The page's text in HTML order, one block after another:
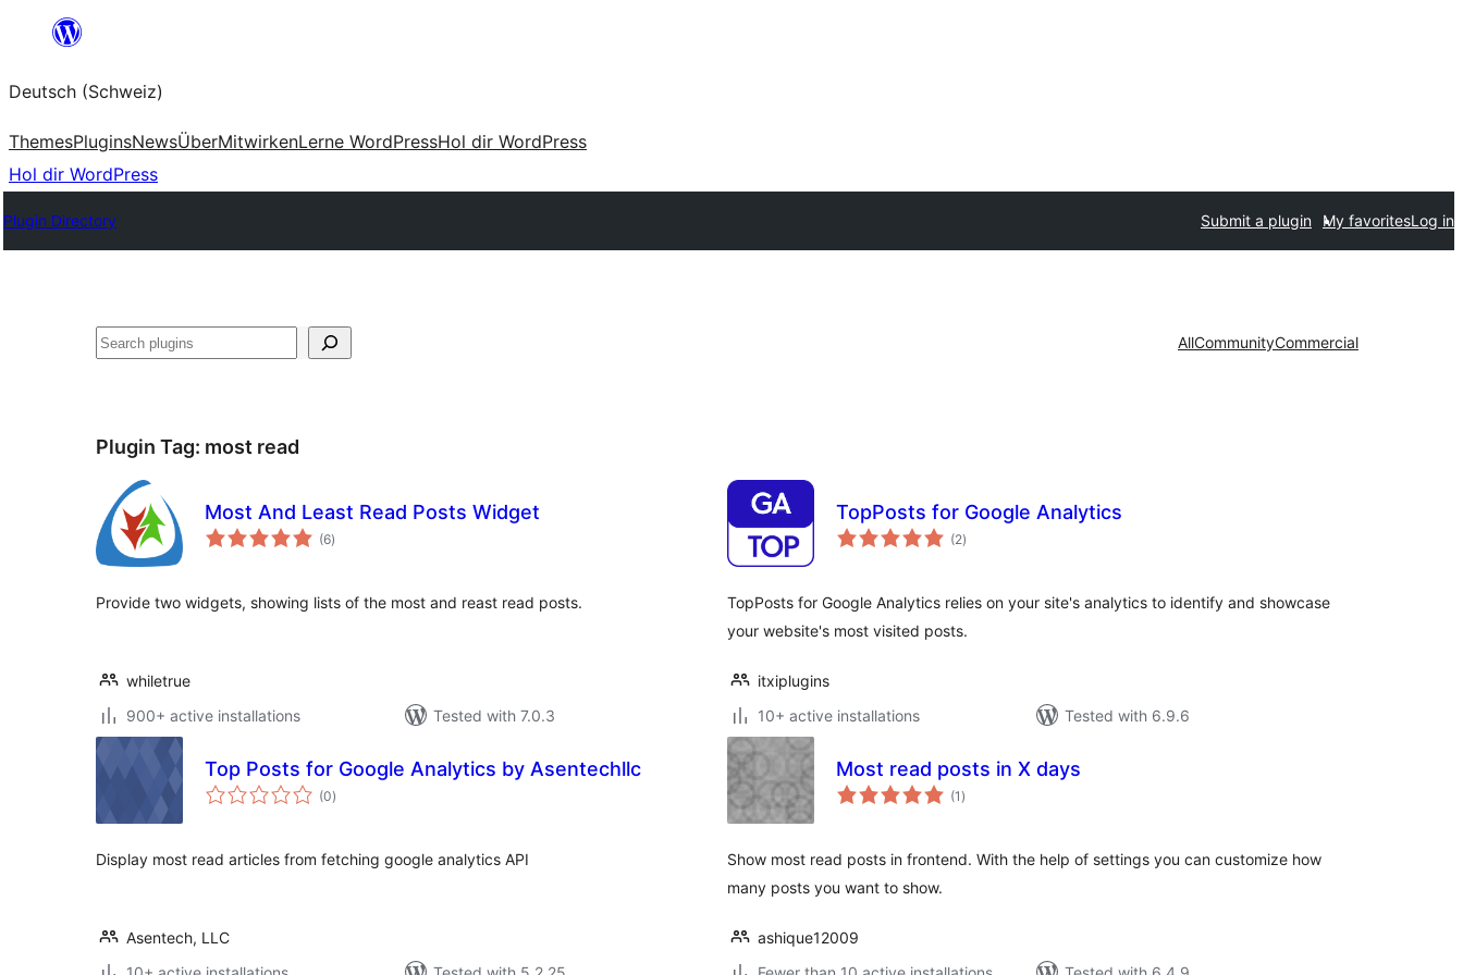
springen
Deutsch (Schweiz)
ThemesPluginsNewsÜberMitwirkenLerne WordPressHol dir WordPress
Hol dir WordPress
Plugin Directory Submit a plugin My favoritesLog in
Suchen AllCommunityCommercial
Plugin Tag: most read
Most And Least Read Posts Widget
(6total
ratings
)
Provide two widgets, showing lists of the most and reast read posts.
whiletrue
900+ active installations
Tested with 7.0.3
TopPosts for Google Analytics
(2total
ratings
)
TopPosts for Google Analytics relies on your site's analytics to identify and showcase
your website's most visited posts.
itxiplugins
10+ active installations
Tested with 6.9.6
Top Posts for Google Analytics by Asentechllc
(0total
ratings
)
Display most read articles from fetching google analytics API
Asentech, LLC
Most read posts in X days
(1 total
ratings
)
Show most read posts in frontend. With the help of settings you can customize how
many posts you want to show.
ashique12009